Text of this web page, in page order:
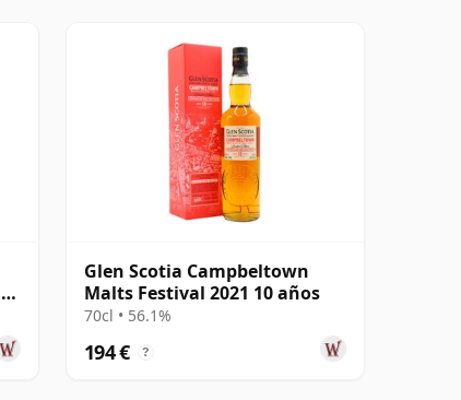
Glen Scotia Campbeltown
Malts Festival 2021 10 años
70cl • 56.1%
194 € ?